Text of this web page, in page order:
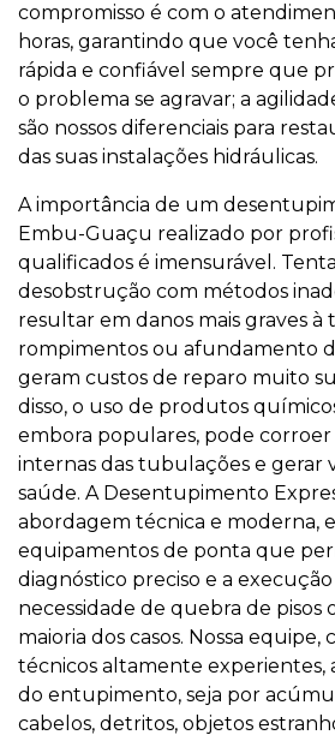
compromisso é com o
horas, garantindo que você
rápida e confiável sempre que
o problema se agravar; a
são nossos diferenciais para
das suas instalações hidráulicas.
A importância de um
Embu-Guaçu realizado por
qualificados é imensurável.
desobstrução com métodos
resultar em danos mais graves
rompimentos ou afundamento
geram custos de reparo muito
disso, o uso de produtos
embora populares, pode
internas das tubulações e gerar
saúde. A Desentupimento
abordagem técnica e moderna,
equipamentos de ponta que
diagnóstico preciso e a
necessidade de quebra de pisos
maioria dos casos. Nossa equipe,
técnicos altamente experientes,
do entupimento, seja por
cabelos, detritos, objetos